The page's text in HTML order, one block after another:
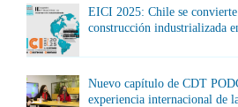
EICI 2025: Chile se
construcción industrializada
Nuevo capítulo de CDT
experiencia internacional de